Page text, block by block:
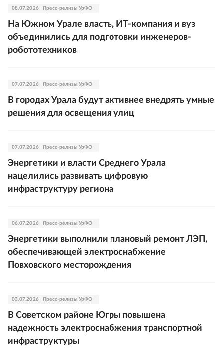
08.07.2026 Пресс-релизы УрФО
На Южном Урале власть, ИТ-компания и вуз
объединились для подготовки инженеров-
робототехников
07.07.2026 Пресс-релизы УрФО
В городах Урала будут активнее внедрять умные
решения для освещения улиц
07.07.2026 Пресс-релизы УрФО
Энергетики и власти Среднего Урала
нацелились развивать цифровую
инфраструктуру региона
06.07.2026 Пресс-релизы УрФО
Энергетики выполнили плановый ремонт ЛЭП,
обеспечивающей электроснабжение
Повховского месторождения
03.07.2026 Пресс-релизы УрФО
В Советском районе Югры повышена
надежность электроснабжения транспортной
инфраструктуры